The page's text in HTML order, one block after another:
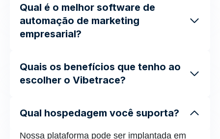
Qual é o melhor software de
automação de marketing
empresarial?
Quais os benefícios que tenho ao
escolher o Vibetrace?
Qual hospedagem você suporta?
Nossa plataforma pode ser implantada em